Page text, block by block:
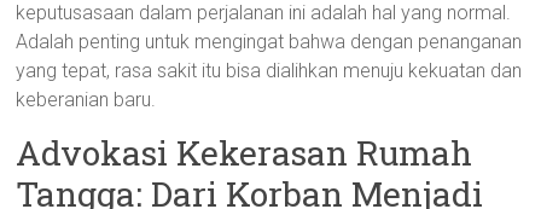
keputusasaan dalam perjalanan ini adalah hal yang normal.
Adalah penting untuk mengingat bahwa dengan penanganan
yang tepat, rasa sakit itu bisa dialihkan menuju kekuatan dan
keberanian baru.
Advokasi Kekerasan Rumah
Tangga: Dari Korban Menjadi